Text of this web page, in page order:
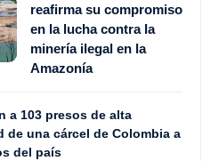
reafirma su compromiso
en la lucha contra la
minería ilegal en la
Amazonía
a 103 presos de alta
de una cárcel de Colombia a
del país